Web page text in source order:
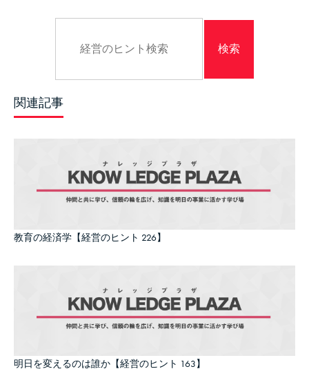
関連記事
教育の経済学【経営のヒント 226】
明日を変えるのは誰か【経営のヒント 163】